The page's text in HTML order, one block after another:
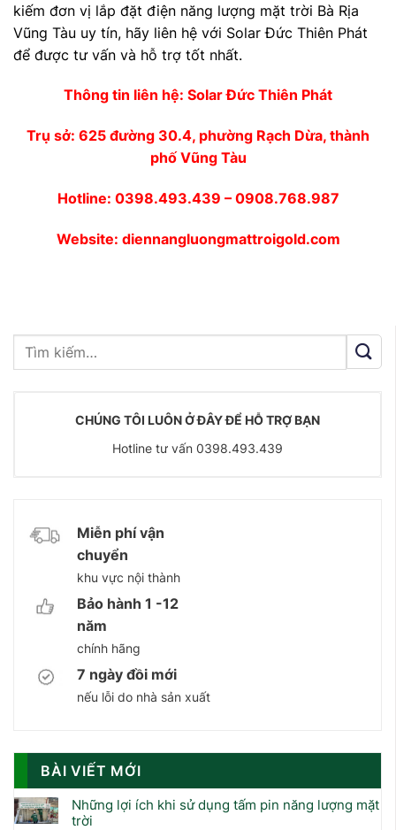
CHÚNG TÔI LUÔN Ở ĐÂY ĐỂ HỖ TRỢ BẠN
Hotline tư vấn 0398.493.439
Miễn phí vận
chuyển
khu vực nội thành
Bảo hành 1 -12
năm
chính hãng
7 ngày đồi mới
nếu lỗi do nhà sản xuất
BÀI VIẾT MỚI
Những lợi ích khi sử dụng tấm pin năng lượng mặt
trời
kiếm đơn vị lắp đặt điện năng lượng mặt trời Bà Rịa
Vũng Tàu uy tín, hãy liên hệ với Solar Đức Thiên Phát
để được tư vấn và hỗ trợ tốt nhất.
Thông tin liên hệ: Solar Đức Thiên Phát
Trụ sở: 625 đường 30.4, phường Rạch Dừa, thành
phố Vũng Tàu
Hotline: 0398.493.439 – 0908.768.987
Website: diennangluongmattroigold.com